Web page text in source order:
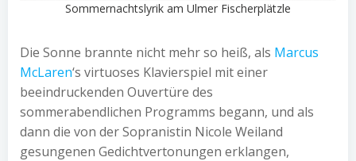
Sommernachtslyrik am Ulmer Fischerplätzle
Die Sonne brannte nicht mehr so heiß, als Marcus
McLaren‘s virtuoses Klavierspiel mit einer
beeindruckenden Ouvertüre des
sommerabendlichen Programms begann, und als
dann die von der Sopranistin Nicole Weiland
gesungenen Gedichtvertonungen erklangen,